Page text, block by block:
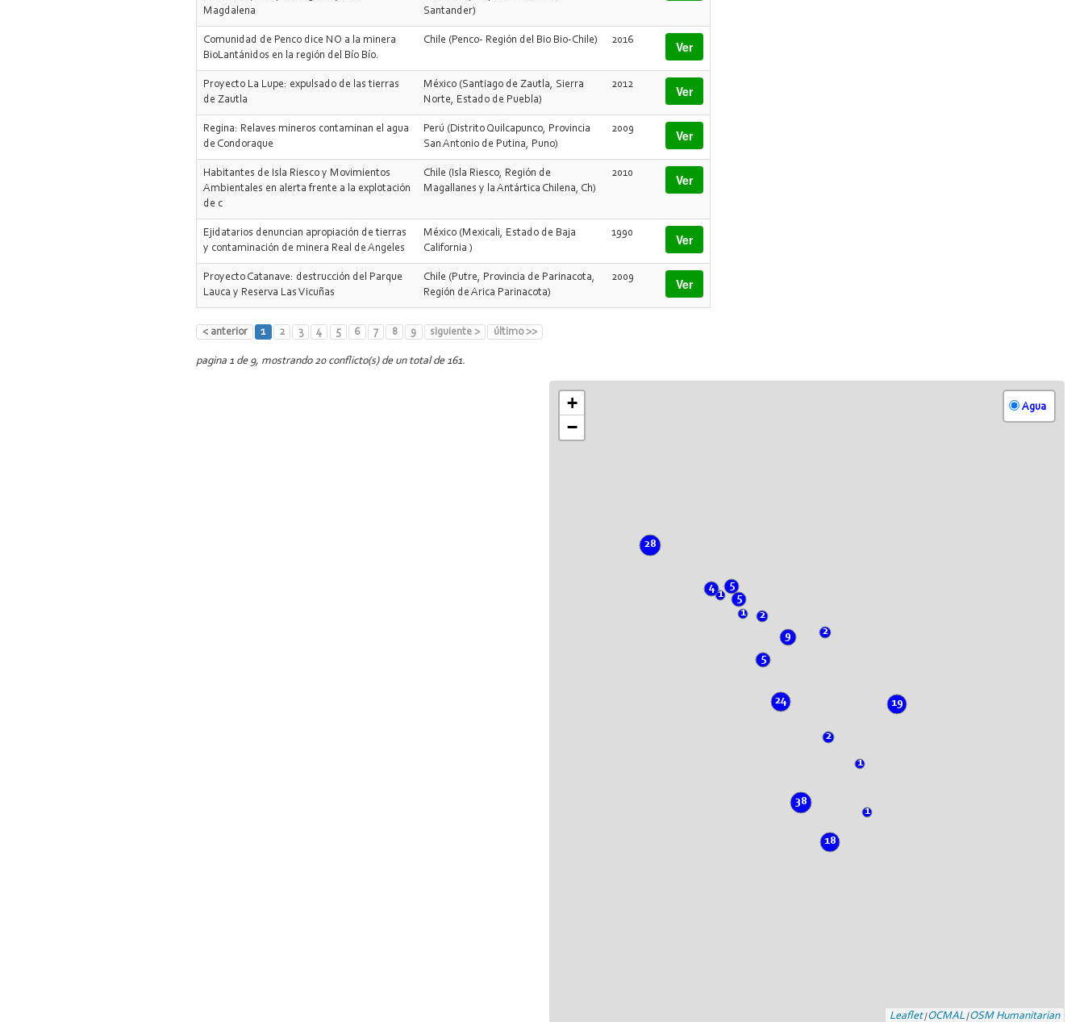
Magdalena
Santander)
Comunidad de Penco dice NO a la minera
BioLantánidos en la región del Bío Bío.
Chile (Penco- Región del Bio Bio-Chile) 2016 Ver
Proyecto La Lupe: expulsado de las tierras
de Zautla
México (Santiago de Zautla, Sierra
Norte, Estado de Puebla)
2012 Ver
Regina: Relaves mineros contaminan el agua
de Condoraque
Perú (Distrito Quilcapunco, Provincia
San Antonio de Putina, Puno)
2009 Ver
Habitantes de Isla Riesco y Movimientos
Ambientales en alerta frente a la explotación
de c
Chile (Isla Riesco, Región de
Magallanes y la Antártica Chilena, Ch)
2010 Ver
Ejidatarios denuncian apropiación de tierras
y contaminación de minera Real de Angeles
México (Mexicali, Estado de Baja
California )
1990 Ver
Proyecto Catanave: destrucción del Parque
Lauca y Reserva Las Vicuñas
Chile (Putre, Provincia de Parinacota,
Región de Arica Parinacota)
2009 Ver
< anterior 1 2 3 4 5 6 7 8 9 siguiente > último >>
pagina 1 de 9, mostrando 20 conflicto(s) de un total de 161.
1
1
4 5
28
5
2
18
2
19
38
9
5
1
24
1
2
+
−
Agua
Leaflet|OCMAL|OSM Humanitarian